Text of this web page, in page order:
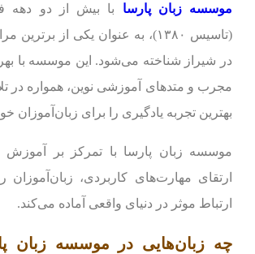
موسسه زبان پارسا با بیش از دو دهه
(تاسیس ۱۳۸۰)، به عنوان یکی از
در شیراز شناخته می‌شود. این موسسه با
مجرب و متدهای آموزشی نوین، همواره در
بهترین تجربه یادگیری را برای زبان‌آموزان
موسسه زبان پارسا با تمرکز بر آموزش
ارتقای مهارت‌های کاربردی، زبان‌آموزان
ارتباط موثر در دنیای واقعی آماده می‌کند.
چه زبان‌هایی در موسسه زبان